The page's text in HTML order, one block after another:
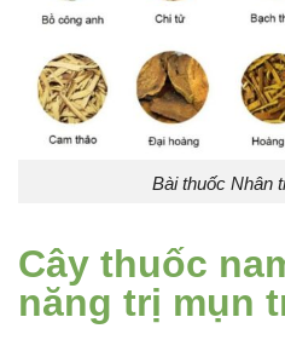
Bài thuốc Nhân
Cây thuốc
năng trị mụn